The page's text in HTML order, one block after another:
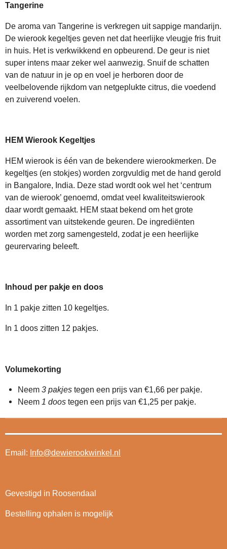
Tangerine
De aroma van Tangerine is verkregen uit sappige mandarijn.
De wierook kegeltjes geven net dat heerlijke vleugje fris fruit
in huis. Het is verkwikkend en opbeurend. De geur is niet
super intens maar zeker wel aanwezig. Snuif de schatten
van de natuur in je op en voel je herboren door de
veelbelovende rijkdom van netgeplukte citrus, die voedend
en zuiverend voelen.
HEM Wierook Kegeltjes
HEM wierook is één van de bekendere wierookmerken. De
kegeltjes (en stokjes) worden zorgvuldig met de hand gerold
in Bangalore, India. Deze stad wordt ook wel het ‘centrum
van de wierook’ genoemd, omdat veel kwaliteitswierook
daar wordt gemaakt. HEM staat bekend om het grote
assortiment van uitstekende geuren. De ingrediënten
worden met zorg samengesteld, zodat je een heerlijke
geurervaring beleeft.
Inhoud per pakje en doos
In 1 pakje zitten 10 kegeltjes.
In 1 doos zitten 12 pakjes.
Volumekorting
Neem 3 pakjestegen een prijs van €1,66 per pakje.
Neem 1 doostegen een prijs van €1,25 per pakje.
Email: Info@dewierookwinkel.nl
Gevestigd in Roosendaal
Bestelling ophalen is mogelijk